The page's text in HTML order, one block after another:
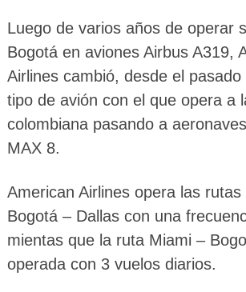
Luego de varios años de operar
Bogotá en aviones Airbus A319,
Airlines cambió, desde el
tipo de avión con el que opera a
colombiana pasando a
MAX 8.
American Airlines opera las rutas
Bogotá – Dallas con una
mientas que la ruta Miami –
operada con 3 vuelos diarios.